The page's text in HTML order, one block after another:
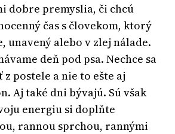
dobre premyslia, či chcú
čas s človekom, ktorý
unavený alebo v zlej nálade.
deň pod psa. Nechce sa
postele a nie to ešte aj
Aj také dni bývajú. Sú však
energiu si doplňte
rannou sprchou, rannými